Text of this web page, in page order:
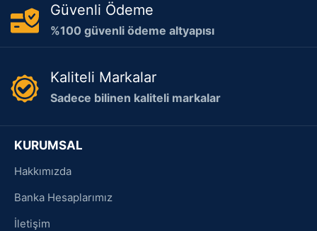
Güvenli Ödeme
%100 güvenli ödeme altyapısı
Kaliteli Markalar
Sadece bilinen kaliteli markalar
KURUMSAL
Hakkımızda
Banka Hesaplarımız
İletişim